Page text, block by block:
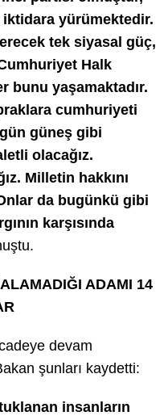
iktidara yürümektedir.
tek siyasal güç,
Halk
bunu yaşamaktadır.
cumhuriyeti
güneş gibi
olacağız.
Milletin hakkını
da bugünkü gibi
karşısında
ADAMI 14
devam
şunları kaydetti:
insanların